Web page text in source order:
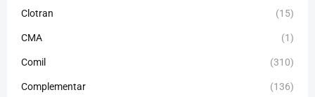
Clotran (15)
CMA (1)
Comil (310)
Complementar (136)